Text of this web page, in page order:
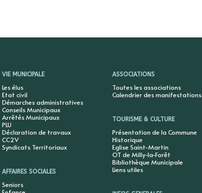
VIE MUNICIPALE
Les élus
Etat civil
Démarches administratives
Conseils Municipaux
Arrêtés Municipaux
PLU
Déclaration de travaux
CC2V
Syndicats Territoriaux
AFFAIRES SOCIALES
Seniors
ASSOCIATIONS
Toutes les associations
Calendrier des manifestations
TOURISME & CULTURE
Présentation de la Commune
Historique
Eglise Saint-Martin
OT de Milly-la-Forêt
Bibliothèque Municipale
Liens utiles